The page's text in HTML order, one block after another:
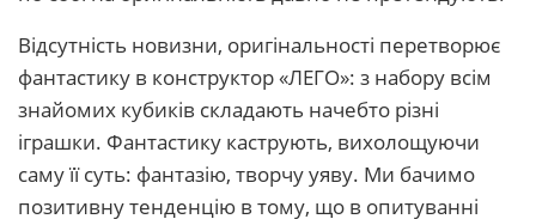
Відсутність новизни, оригінальності перетворює
фантастику в конструктор «ЛЕГО»: з набору всім
знайомих кубиків складають начебто різні
іграшки. Фантастику каструють, вихолощуючи
саму її суть: фантазію, творчу уяву. Ми бачимо
позитивну тенденцію в тому, що в опитуванні